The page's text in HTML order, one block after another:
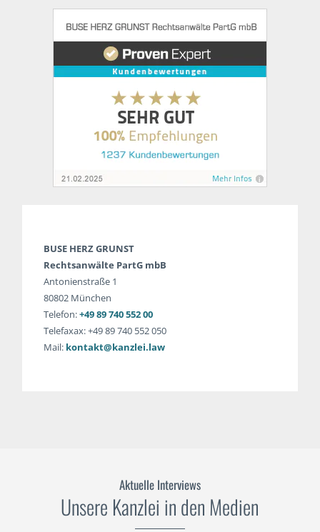
BUSE HERZ GRUNST
Rechtsanwälte PartG mbB
Antonienstraße 1
80802 München
Telefon:+49 89 740 552 00
Telefaxax: +49 89 740 552 050
Mail: kontakt@kanzlei.law
Aktuelle Interviews
Unsere Kanzlei in den Medien